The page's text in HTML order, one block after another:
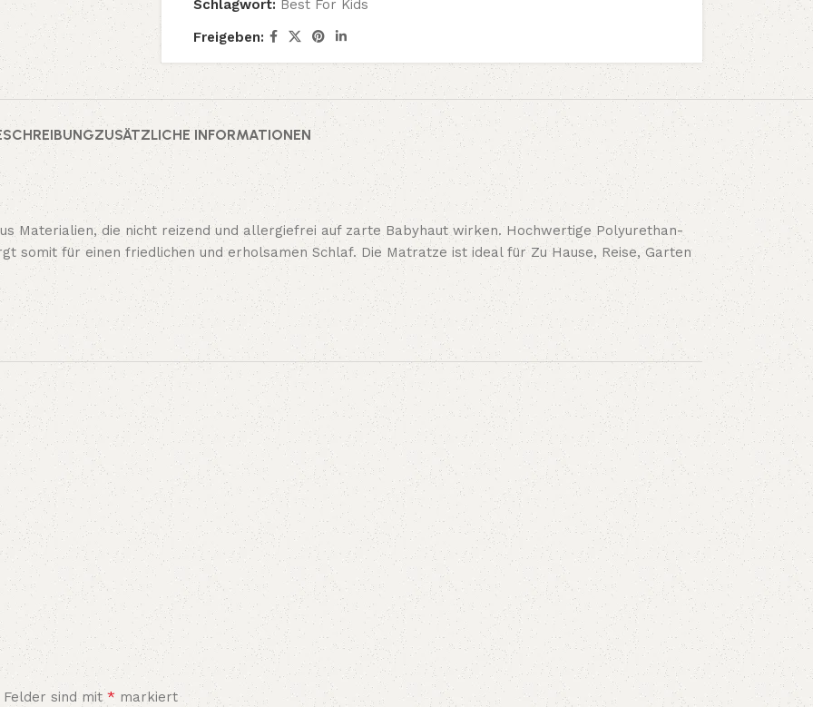
Schlagwort: ‎Best For Kids
Freigeben:
ZUSÄTZLICHE INFORMATIONEN
Materialien, die nicht reizend und allergiefrei auf zarte Babyhaut wirken. Hochwertige Polyurethan-
somit für einen friedlichen und erholsamen Schlaf. Die Matratze ist ideal für Zu Hause, Reise, Garten
sind mit * markiert